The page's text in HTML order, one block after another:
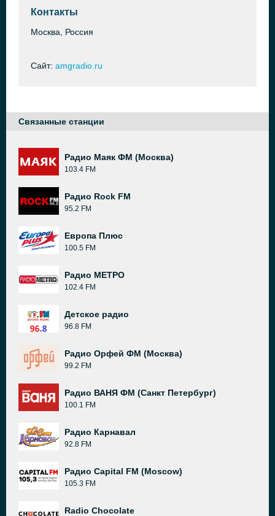
Контакты
Москва, Россия
Сайт: amgradio.ru
Связанные станции
Радио Маяк ФМ (Москва)
103.4 FM
Радио Rock FM
95.2 FM
Европа Плюс
100.5 FM
Радио МЕТРО
102.4 FM
Детское радио
96.8 FM
Радио Орфей ФМ (Москва)
99.2 FM
Радио ВАНЯ ФМ (Санкт Петербург)
100.1 FM
Радио Карнавал
92.8 FM
Радио Capital FM (Moscow)
105.3 FM
Radio Chocolate